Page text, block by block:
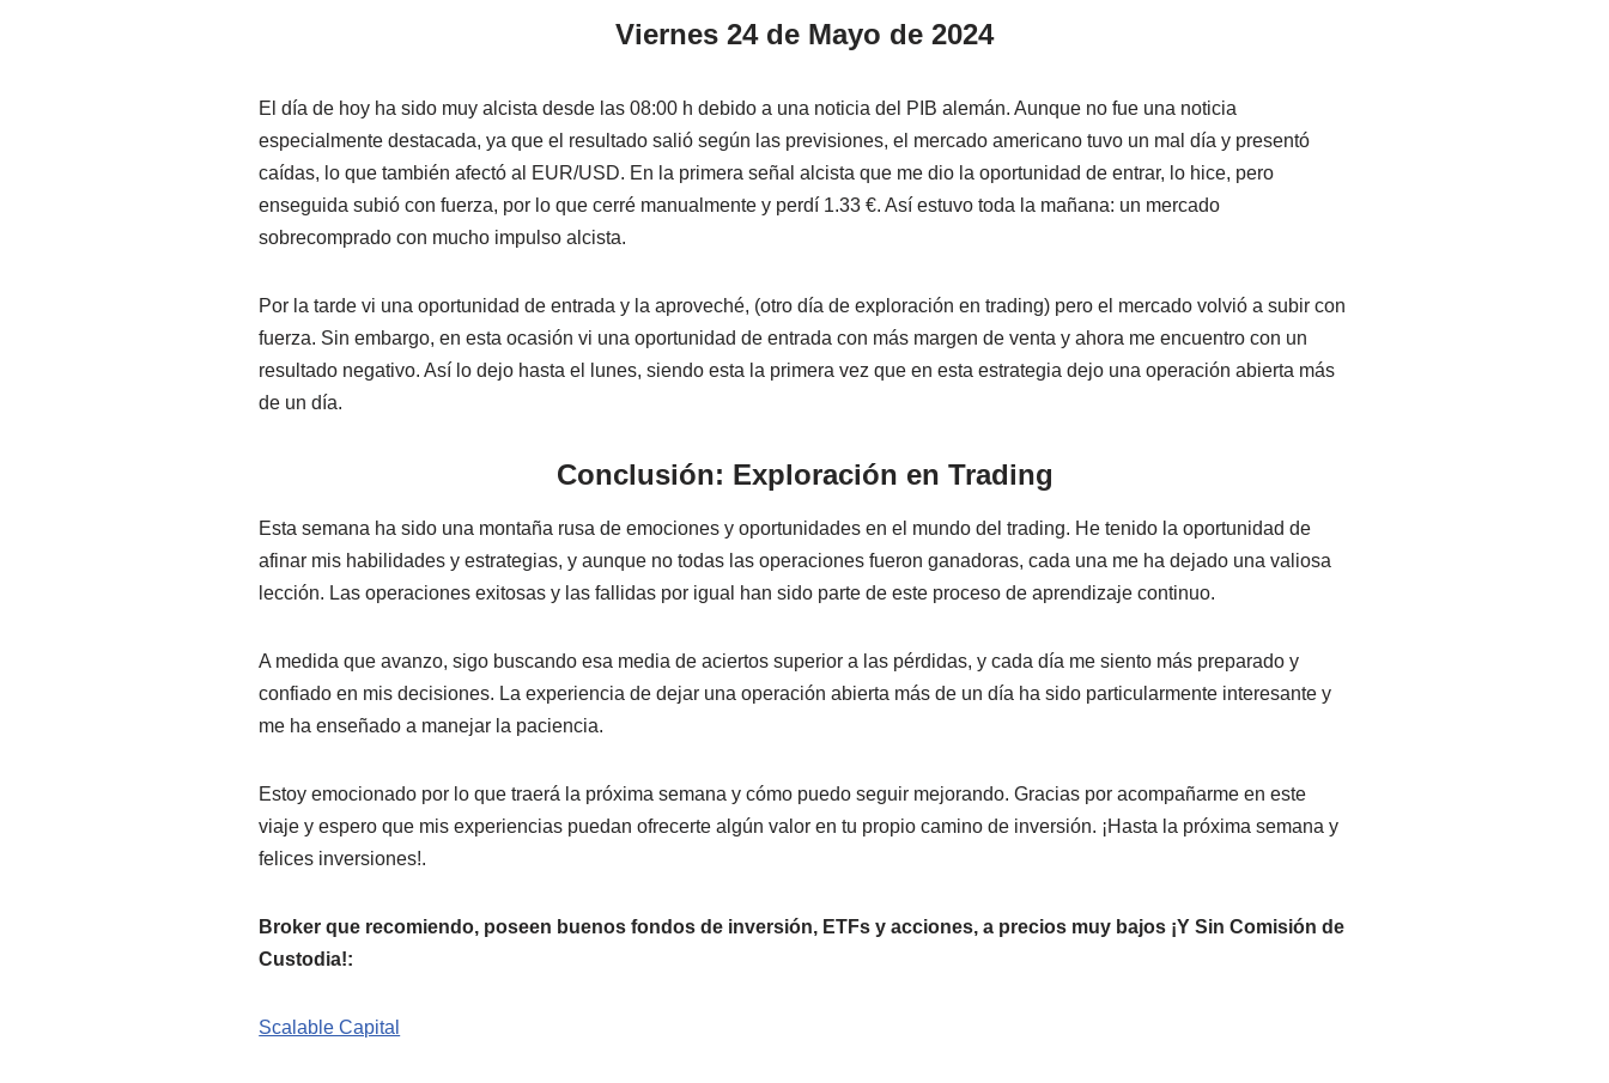
Viernes 24 de Mayo de 2024
El día de hoy ha sido muy alcista desde las 08:00 h debido a una noticia del PIB alemán. Aunque no fue una noticia
especialmente destacada, ya que el resultado salió según las previsiones, el mercado americano tuvo un mal día y presentó
caídas, lo que también afectó al EUR/USD. En la primera señal alcista que me dio la oportunidad de entrar, lo hice, pero
enseguida subió con fuerza, por lo que cerré manualmente y perdí 1.33 €. Así estuvo toda la mañana: un mercado
sobrecomprado con mucho impulso alcista.
Por la tarde vi una oportunidad de entrada y la aproveché, (otro día de exploración en trading) pero el mercado volvió a subir con
fuerza. Sin embargo, en esta ocasión vi una oportunidad de entrada con más margen de venta y ahora me encuentro con un
resultado negativo. Así lo dejo hasta el lunes, siendo esta la primera vez que en esta estrategia dejo una operación abierta más
de un día.
Conclusión: Exploración en Trading
Esta semana ha sido una montaña rusa de emociones y oportunidades en el mundo del trading. He tenido la oportunidad de
afinar mis habilidades y estrategias, y aunque no todas las operaciones fueron ganadoras, cada una me ha dejado una valiosa
lección. Las operaciones exitosas y las fallidas por igual han sido parte de este proceso de aprendizaje continuo.
A medida que avanzo, sigo buscando esa media de aciertos superior a las pérdidas, y cada día me siento más preparado y
confiado en mis decisiones. La experiencia de dejar una operación abierta más de un día ha sido particularmente interesante y
me ha enseñado a manejar la paciencia.
Estoy emocionado por lo que traerá la próxima semana y cómo puedo seguir mejorando. Gracias por acompañarme en este
viaje y espero que mis experiencias puedan ofrecerte algún valor en tu propio camino de inversión. ¡Hasta la próxima semana y
felices inversiones!.
Broker que recomiendo, poseen buenos fondos de inversión, ETFs y acciones, a precios muy bajos ¡Y Sin Comisión de
Custodia!:
Scalable Capital